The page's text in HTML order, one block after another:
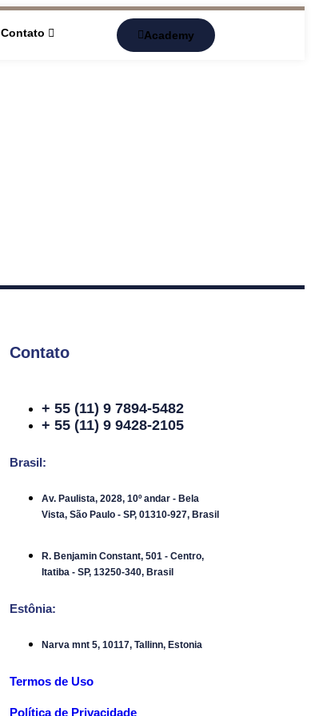
Contato Academy
Contato
+ 55 (11) 9 7894-5482
+ 55 (11) 9 9428-2105
Brasil:
Av. Paulista, 2028, 10º andar - Bela
Vista, São Paulo - SP, 01310-927, Brasil
R. Benjamin Constant, 501 - Centro,
Itatiba - SP, 13250-340, Brasil
Estônia:
Narva mnt 5, 10117, Tallinn, Estonia
Termos de Uso
Política de Privacidade